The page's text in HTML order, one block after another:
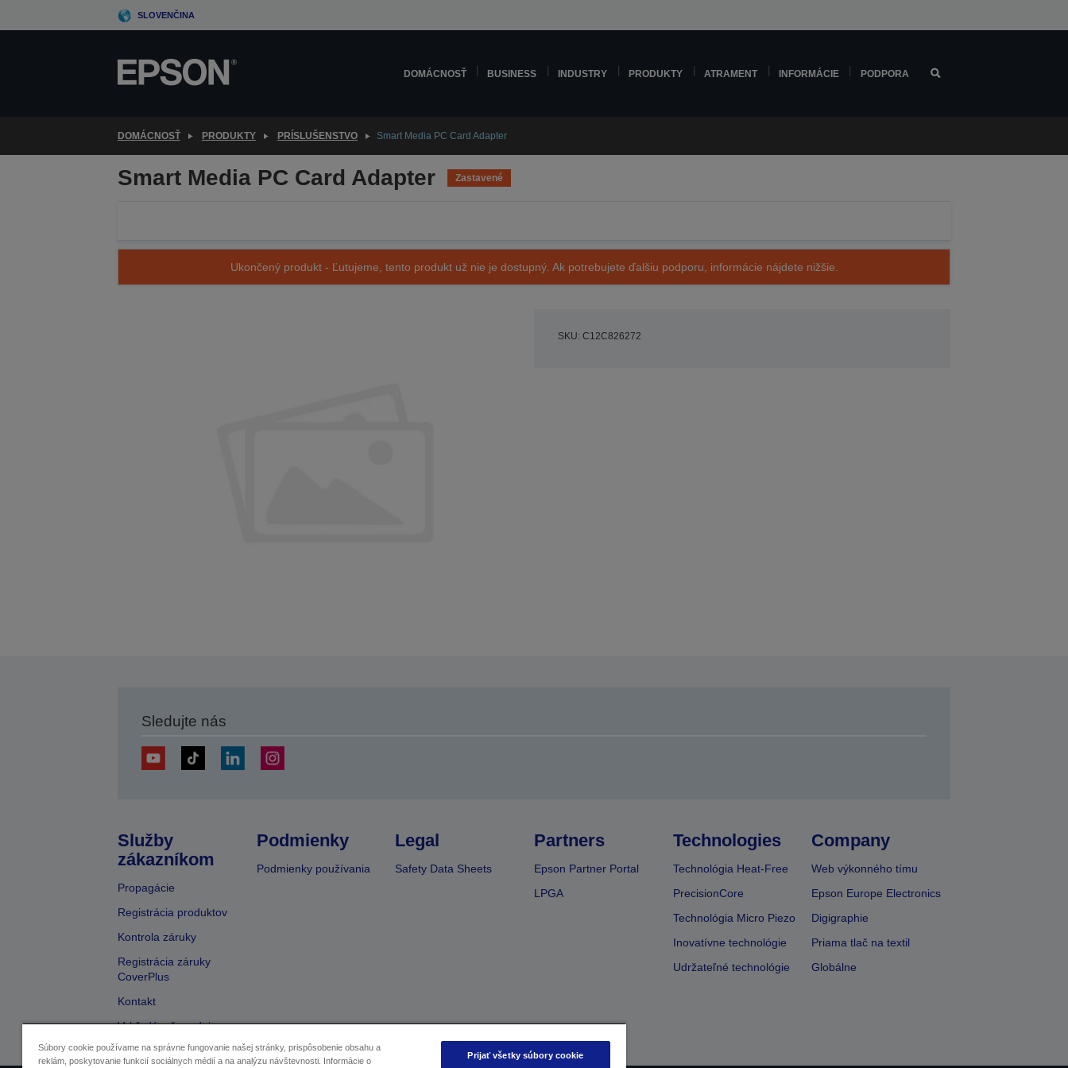
to
SLOVENČINA
DOMÁCNOSŤ BUSINESS INDUSTRY PRODUKTY ATRAMENT INFORMÁCIE PODPORA
DOMÁCNOSŤ PRODUKTY PRÍSLUŠENSTVO Smart Media PC Card Adapter
Smart Media PC Card Adapter Zastavené
Ukončený produkt - Ľutujeme, tento produkt už nie je dostupný. Ak potrebujete ďalšiu podporu, informácie nájdete nižšie.
SKU: C12C826272
Sledujte nás
Služby
zákazníkom
Propagácie
Registrácia produktov
Kontrola záruky
Registrácia záruky
CoverPlus
Kontakt
Vyhľadávač predajcov
Podmienky
Podmienky používania
Legal
Safety Data Sheets
Partners
Epson Partner Portal
LPGA
Technologies
Technológia Heat-Free
PrecisionCore
Technológia Micro Piezo
Inovatívne technológie
Udržateľné technológie
Company
Web výkonného tímu
Epson Europe Electronics
Digigraphie
Priama tlač na textil
Globálne
Súbory cookie používame na správne fungovanie našej stránky, prispôsobenie obsahu a
reklám, poskytovanie funkcií sociálnych médií a na analýzu návštevnosti. Informácie o
Prijať všetky súbory cookie